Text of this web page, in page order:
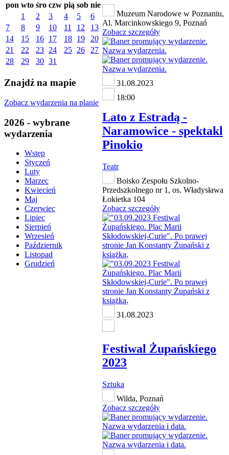
pon wto śro czw pią sob nie
1
2 3 4 5
6
7
8 9 10 11 12
13
14
15 16 17 18 19
20
21
22 23 24 25 26
27
28
29 30 31
Znajdź na mapie
Zobacz wydarzenia na planie
2026 - wybrane
wydarzenia
Wstęp
Styczeń
Luty
Marzec
Kwiecień
Maj
Czerwiec
Lipiec
Sierpień
Wrzesień
Październik
Listopad
Grudzień
Muzeum Narodowe w Poznaniu,
Al. Marcinkowskiego 9, Poznań
Zobacz szczegóły
31.08.2023
18:00
Lato z Estradą -
Naramowice - spektakl
Pinokio
Teatr
Boisko Zespołu Szkolno-
Przedszkolnego nr 1, os. Władysława
Łokietka 104
Zobacz szczegóły
31.08.2023
Festiwal Żupańskiego
2023
Sztuka
Wilda, Poznań
Zobacz szczegóły